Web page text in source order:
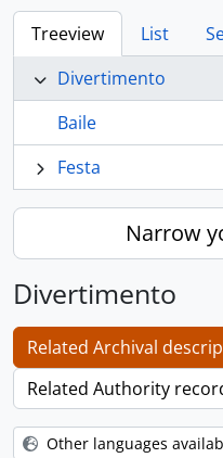
Treeview List
Divertimento
Baile
Festa
Narrow
Divertimento
Related Archival
Related Authority
Other languages